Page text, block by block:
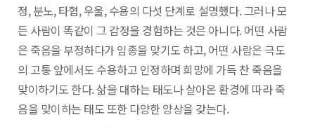
정, 분노, 타협, 우울, 수용의 다섯 단계로 설명했다. 그러나 모
든 사람이 똑같이 그 감정을 경험하는 것은 아니다. 어떤 사람
은 죽음을 부정하다가 임종을 맞기도 하고, 어떤 사람은 극도
의 고통 앞에서도 수용하고 인정하며 희망에 가득 찬 죽음을
맞이하기도 한다. 삶을 대하는 태도나 살아온 환경에 따라 죽
음을 맞이하는 태도 또한 다양한 양상을 갖는다.